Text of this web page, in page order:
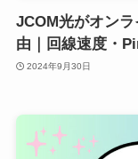
JCOM光がオン
由｜回線速度・
2024年9月30日